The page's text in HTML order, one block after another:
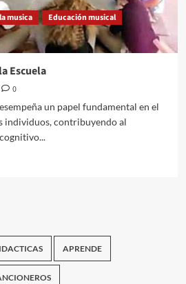
musica
Educación musical
Escuela
0
un papel fundamental en el
individuos, contribuyendo al
APRENDE